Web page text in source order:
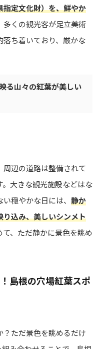
定文化財）を、鮮やか
多くの観光客が足立美術
ち着いており、厳かな
る山々の紅葉が美しい
辺の道路は整備されて
大きな観光施設などはな
穏やかな日には、 静か
込み、美しいシンメト
、ただ静かに景色を眺め
島根の穴場紅葉スポ
？ただ景色を眺めるだけ